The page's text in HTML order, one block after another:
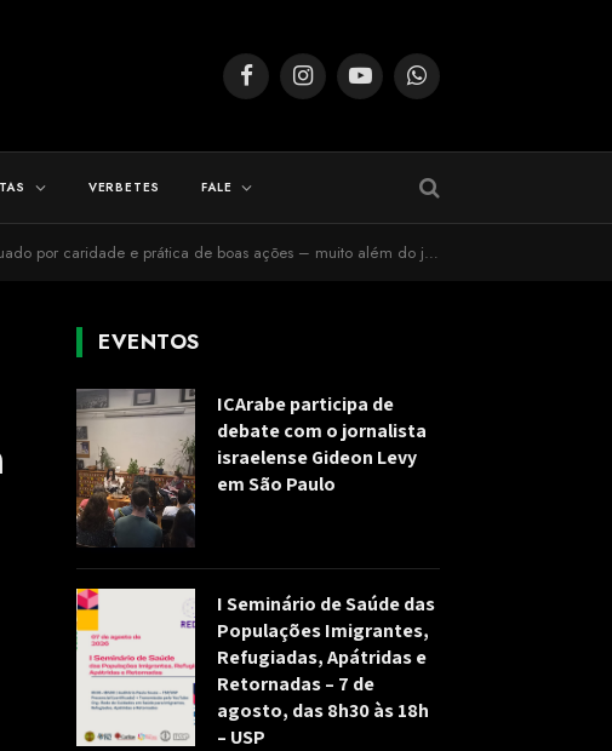
FacebookInstagramYouTubeWhatsApp
VERBETES FALE
e prática de boas ações – muito além do já conhecido jejum diário
EVENTOS
ICArabe participa de
debate com o jornalista
israelense Gideon Levy
em São Paulo
I Seminário de Saúde das
Populações Imigrantes,
Refugiadas, Apátridas e
Retornadas – 7 de
agosto, das 8h30 às 18h
– USP